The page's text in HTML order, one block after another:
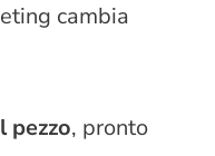
cambia
pezzo, pronto